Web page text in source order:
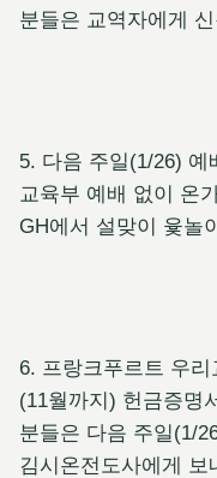
분들은 교역자에게
5. 다음 주일(1/26)
교육부 예배 없이 온
GH에서 설맞이 윷놀
6. 프랑크푸르트 우
(11월까지) 헌금증명
분들은 다음 주일(1/
김시온전도사에게